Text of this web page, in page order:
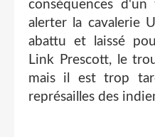
conséquences
alerter la cavalerie
abattu et laissé
Link Prescott, le
mais il est trop
représailles des